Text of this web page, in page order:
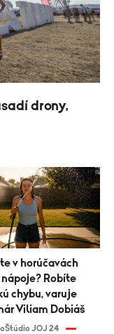
drony,
Robíte
chybu, varuje
Viliam Dobiáš
Štúdio JOJ 24